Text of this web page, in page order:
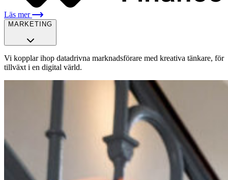
Läs mer
MARKETING
Vi kopplar ihop datadrivna marknadsförare med kreativa tänkare, för
tillväxt i en digital värld.